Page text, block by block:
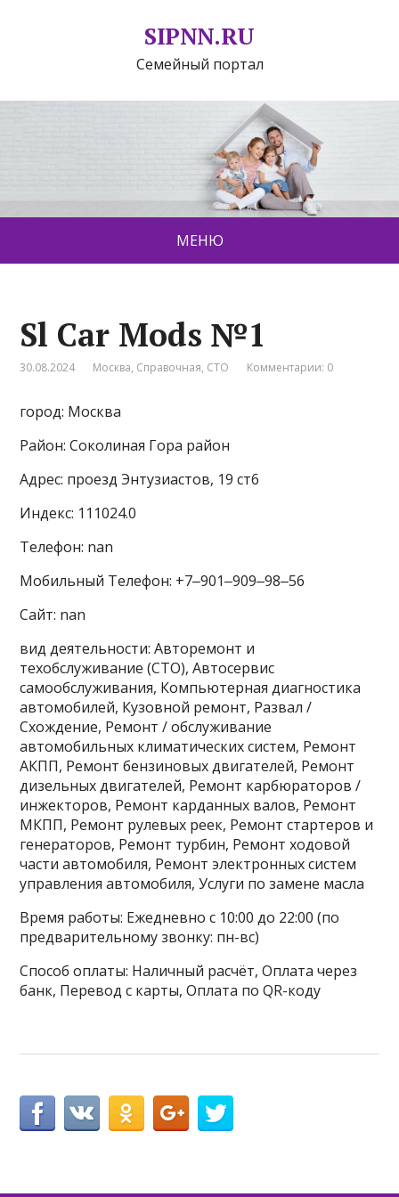
SIPNN.RU
Семейный портал
МЕНЮ
Sl Car Mods №1
30.08.2024 Москва, Справочная, СТО Комментарии: 0
город: Москва
Район: Соколиная Гора район
Адрес: проезд Энтузиастов, 19 ст6
Индекс: 111024.0
Телефон: nan
Мобильный Телефон: +7‒901‒909‒98‒56
Сайт: nan
вид деятельности: Авторемонт и
техобслуживание (СТО), Автосервис
самообслуживания, Компьютерная диагностика
автомобилей, Кузовной ремонт, Развал /
Схождение, Ремонт / обслуживание
автомобильных климатических систем, Ремонт
АКПП, Ремонт бензиновых двигателей, Ремонт
дизельных двигателей, Ремонт карбюраторов /
инжекторов, Ремонт карданных валов, Ремонт
МКПП, Ремонт рулевых реек, Ремонт стартеров и
генераторов, Ремонт турбин, Ремонт ходовой
части автомобиля, Ремонт электронных систем
управления автомобиля, Услуги по замене масла
Время работы: Ежедневно с 10:00 до 22:00 (по
предварительному звонку: пн-вс)
Способ оплаты: Наличный расчёт, Оплата через
банк, Перевод с карты, Оплата по QR-коду